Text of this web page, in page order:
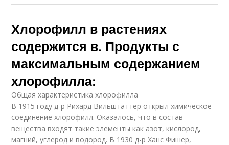
Хлорофилл в растениях
содержится в. Продукты с
максимальным содержанием
хлорофилла:
Общая характеристика хлорофилла
В 1915 году д-р Рихард Вильштаттер открыл химическое
соединение хлорофилл. Оказалось, что в состав
вещества входят такие элементы как азот, кислород,
магний, углерод и водород. В 1930 д-р Ханс Фишер,